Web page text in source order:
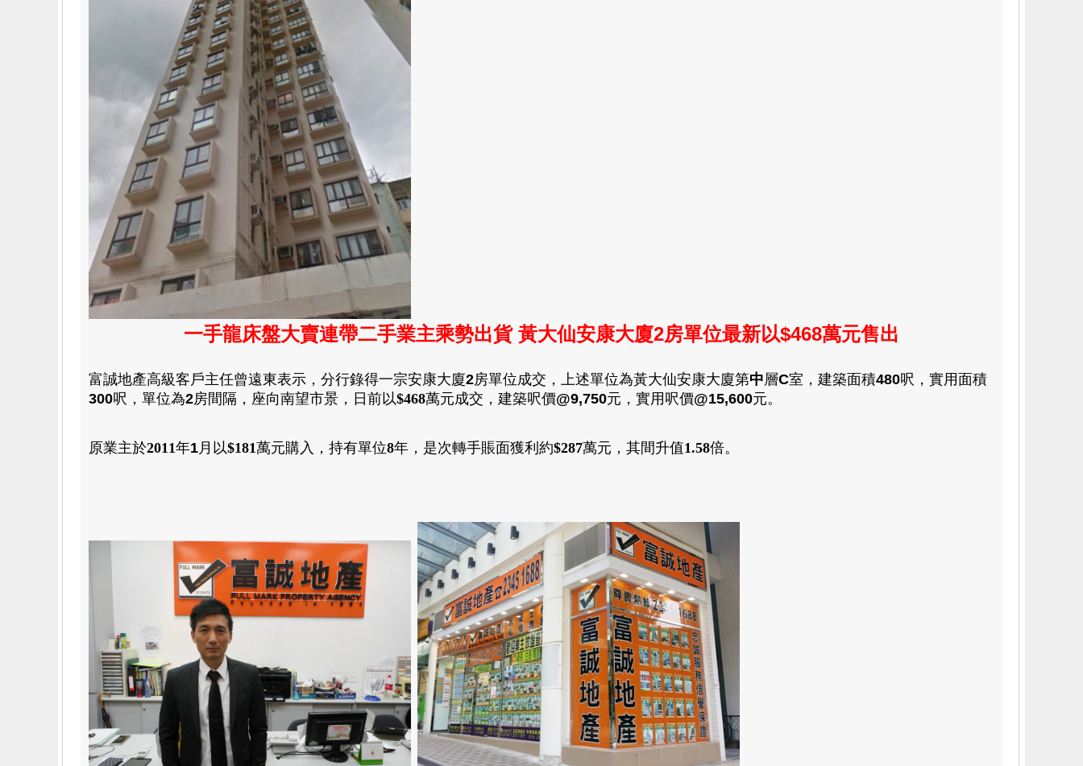
一手龍床盤大賣連帶二手業主乘勢出貨 黃大仙安康大廈2房單位最新以$468萬元售出
富誠地產高級客戶主任曾遠東表示 ， 分行錄得一宗安康大廈2房單位成交 ， 上述單位為黃大仙安康大廈第中層C室 ， 建築面積480呎 ， 實用面積
300呎， 單位為2房間隔 ， 座向南望市景 ，日前以$468萬元成交 ，建築呎價@9,750元 ， 實用呎價@15,600元。
原業主於2011年1 月 以$181萬元購入 ， 持有單位8年 ， 是次轉手賬面獲利約$287萬元 ， 其間升值1.58倍。